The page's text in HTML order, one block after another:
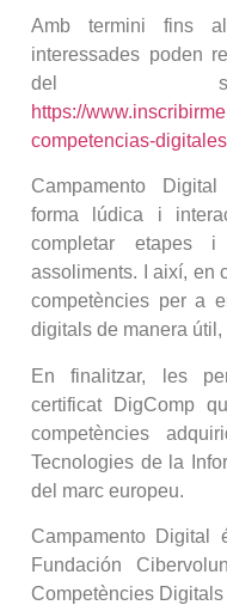
Amb termini fins
interessades poden
del
https://
competencias-
Campamento Digital
forma lúdica i
completar etapes
assoliments. I així, en
competències per a
digitals de manera
En finalitzar, les
certificat DigComp
competències
Tecnologies de la
del marc europeu.
Campamento Digital
Fundación
Competències